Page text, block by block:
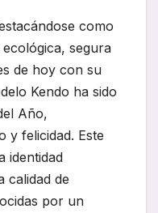
como
segura
de hoy con su
Kendo ha sido
Año,
y felicidad. Este
identidad
calidad de
por un